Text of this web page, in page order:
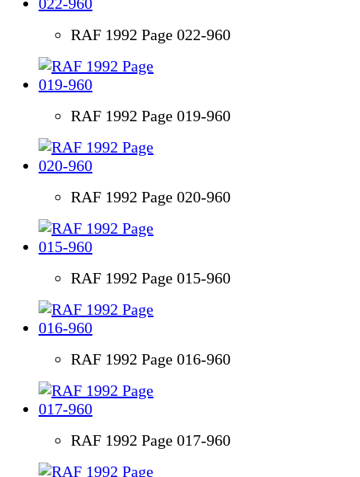
RAF 1992 Page 022-960
RAF 1992 Page 019-960
RAF 1992 Page 020-960
RAF 1992 Page 015-960
RAF 1992 Page 016-960
RAF 1992 Page 017-960